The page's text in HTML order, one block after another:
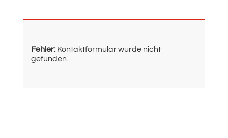
Fehler:Kontaktformular wurde nicht
gefunden.